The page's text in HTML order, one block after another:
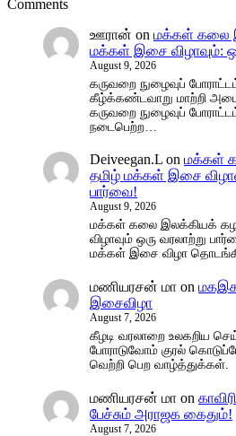
Comments
ஊரான் on மக்கள் கலை
மக்கள் இசை விழாவும்:
August 9, 2026
கருவறை நுழைவுப்
கீழ்க்கண்டவாறு மாற்றி
கருவறை நுழைவுப்
நடைபெற்ற…
Deiveegan.L on மக்கள்
தமிழ் மக்கள் இசை
பார்வை!
August 9, 2026
மக்கள் கலை இலக்கியக்
விழாவும் ஒரு வரலாற்று
மக்கள் இசை விழா
மணியரசன் மா on மகஇக
இசைவிழா
August 7, 2026
கீழடி வரலாறை உலகறிய
போராடுவோம் குரல்
வெற்றி பெற வாழ்த்துக்கள்.
மணியரசன் மா on
பேச்சும் அராஜக கைதும்!
August 7, 2026